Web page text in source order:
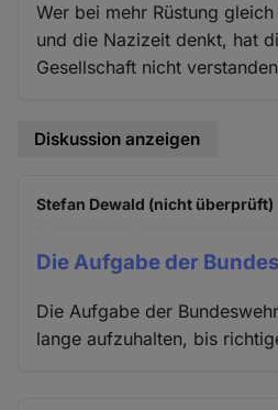
Wer bei mehr Rüstung
und die Nazizeit denkt, hat
Gesellschaft nicht
Diskussion anzeigen
Stefan Dewald (nicht überprüft)
Die Aufgabe der
Die Aufgabe der
lange aufzuhalten, bis